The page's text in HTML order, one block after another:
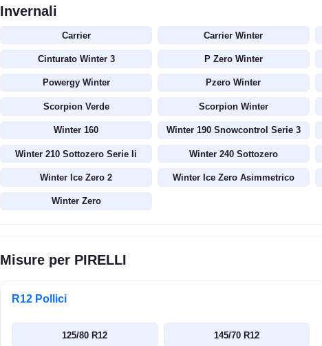
Invernali
Carrier Carrier Winter
Cinturato Winter 3 P Zero Winter
Powergy Winter Pzero Winter
Scorpion Verde Scorpion Winter
Winter 160 Winter 190 Snowcontrol Serie 3
Winter 210 Sottozero Serie Ii Winter 240 Sottozero
Winter Ice Zero 2 Winter Ice Zero Asimmetrico
Winter Zero
Misure per PIRELLI
R12 Pollici
125/80 R12 145/70 R12